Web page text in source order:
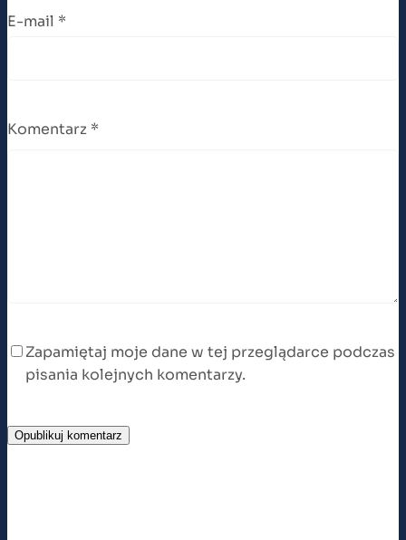
E-mail *
Komentarz *
Zapamiętaj moje dane w tej przeglądarce podczas
pisania kolejnych komentarzy.